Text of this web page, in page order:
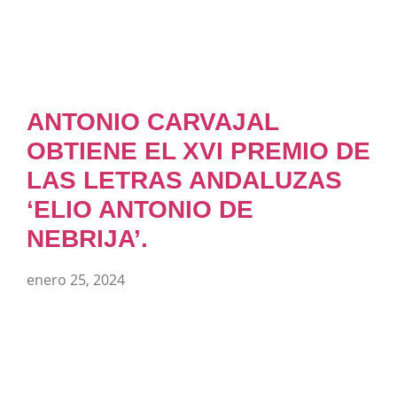
ANTONIO CARVAJAL
OBTIENE EL XVI PREMIO DE
LAS LETRAS ANDALUZAS
‘ELIO ANTONIO DE
NEBRIJA’.
enero 25, 2024